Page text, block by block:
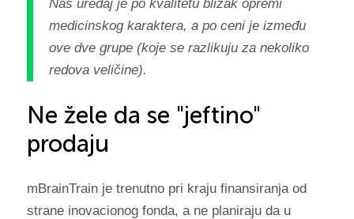
Naš uređaj je po kvalitetu blizak opremi
medicinskog karaktera, a po ceni je između
ove dve grupe (koje se razlikuju za nekoliko
redova veličine).
Ne žele da se "jeftino"
prodaju
mBrainTrain je trenutno pri kraju finansiranja od
strane inovacionog fonda, a ne planiraju da u